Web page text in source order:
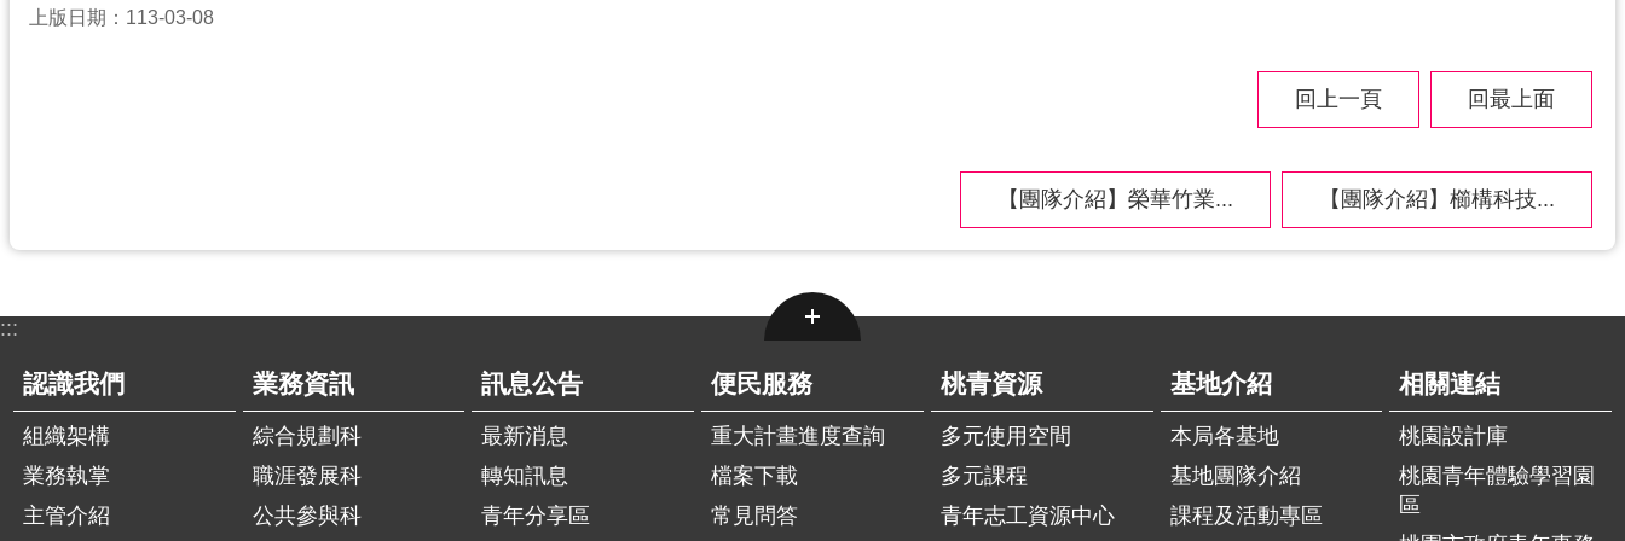
上版日期：113-03-08
回上一頁 回最上面
【團隊介紹】榮華竹業... 【團隊介紹】櫛構科技...
:::
認識我們
組織架構
業務執掌
主管介紹
業務資訊
綜合規劃科
職涯發展科
公共參與科
訊息公告
最新消息
轉知訊息
青年分享區
便民服務
重大計畫進度查詢
檔案下載
常見問答
桃青資源
多元使用空間
多元課程
青年志工資源中心
基地介紹
本局各基地
基地團隊介紹
課程及活動專區
相關連結
桃園設計庫
桃園青年體驗學習園
區